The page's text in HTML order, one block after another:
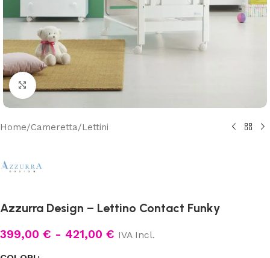
Clicca per ingrandire
Home/Cameretta/Lettini
Azzurra Design – Lettino Contact Funky
399,00 € - 421,00 € IVA Incl.